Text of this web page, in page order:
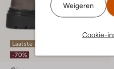
Weigeren
Cookie-
Laatste maten
-70%